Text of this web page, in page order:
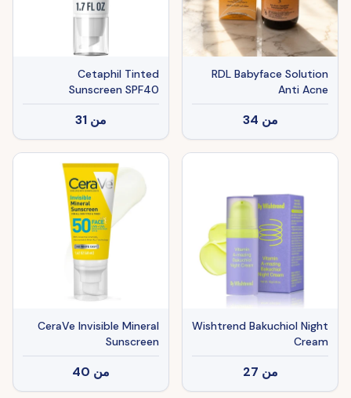
RDL Babyface Solution
Anti Acne
من 34
Cetaphil Tinted
Sunscreen SPF40
من 31
Wishtrend Bakuchiol Night
Cream
من 27
CeraVe Invisible Mineral
Sunscreen
من 40